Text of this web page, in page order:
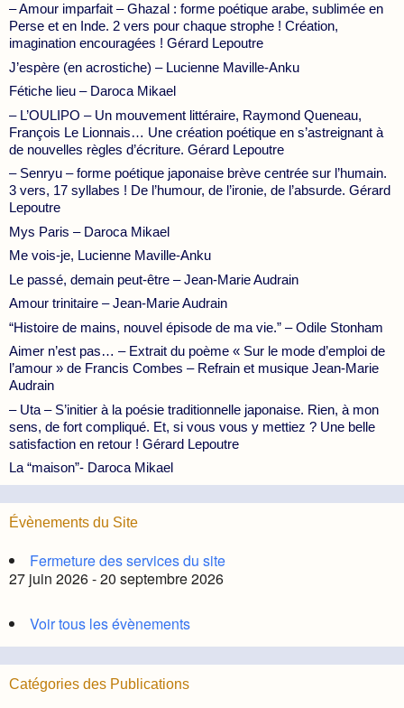
– Amour imparfait – Ghazal : forme poétique arabe, sublimée en
Perse et en Inde. 2 vers pour chaque strophe ! Création,
imagination encouragées ! Gérard Lepoutre
J’espère (en acrostiche) – Lucienne Maville-Anku
Fétiche lieu – Daroca Mikael
– L’OULIPO – Un mouvement littéraire, Raymond Queneau,
François Le Lionnais… Une création poétique en s’astreignant à
de nouvelles règles d’écriture. Gérard Lepoutre
– Senryu – forme poétique japonaise brève centrée sur l’humain.
3 vers, 17 syllabes ! De l’humour, de l’ironie, de l’absurde. Gérard
Lepoutre
Mys Paris – Daroca Mikael
Me vois-je, Lucienne Maville-Anku
Le passé, demain peut-être – Jean-Marie Audrain
Amour trinitaire – Jean-Marie Audrain
“Histoire de mains, nouvel épisode de ma vie.” – Odile Stonham
Aimer n’est pas… – Extrait du poème « Sur le mode d’emploi de
l’amour » de Francis Combes – Refrain et musique Jean-Marie
Audrain
– Uta – S’initier à la poésie traditionnelle japonaise. Rien, à mon
sens, de fort compliqué. Et, si vous vous y mettiez ? Une belle
satisfaction en retour ! Gérard Lepoutre
La “maison”- Daroca Mikael
Évènements du Site
Fermeture des services du site
27 juin 2026 - 20 septembre 2026
Voir tous les évènements
Catégories des Publications